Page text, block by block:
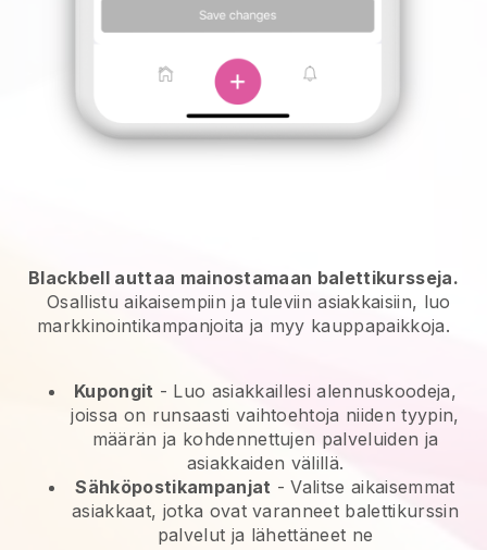
Blackbell auttaa mainostamaan balettikursseja.
Osallistu aikaisempiin ja tuleviin asiakkaisiin, luo
markkinointikampanjoita ja myy kauppapaikkoja.
Kupongit - Luo asiakkaillesi alennuskoodeja,
joissa on runsaasti vaihtoehtoja niiden tyypin,
määrän ja kohdennettujen palveluiden ja
asiakkaiden välillä.
Sähköpostikampanjat -Valitse aikaisemmat
asiakkaat, jotka ovat varanneet balettikurssin
palvelut ja lähettäneet ne